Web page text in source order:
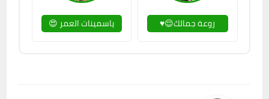
روعة جمالك😌♥ ياسمينات العمر 😍